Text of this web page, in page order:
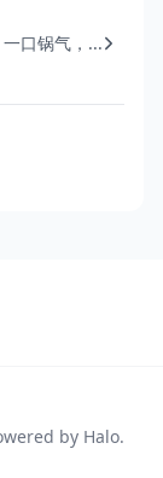
一口锅气，...
by Halo.